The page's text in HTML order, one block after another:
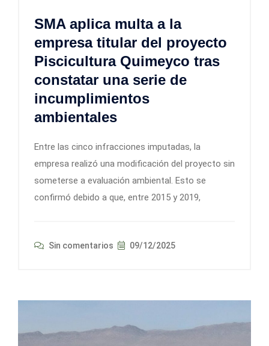
SMA aplica multa a la
empresa titular del proyecto
Piscicultura Quimeyco tras
constatar una serie de
incumplimientos
ambientales
Entre las cinco infracciones imputadas, la
empresa realizó una modificación del proyecto sin
someterse a evaluación ambiental. Esto se
confirmó debido a que, entre 2015 y 2019,
Sin comentarios 09/12/2025